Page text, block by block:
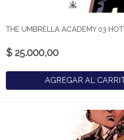
THE UMBRELLA ACADEMY 03
$ 25.000,00
AGREGAR AL